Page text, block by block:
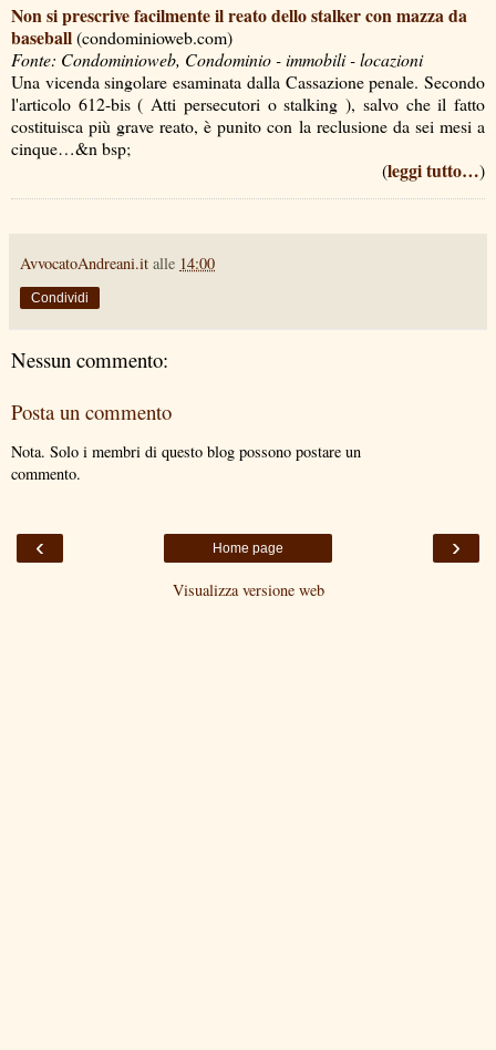
Non si prescrive facilmente il reato dello stalker con mazza da
baseball(condominioweb.com)
Fonte: Condominioweb, Condominio - immobili - locazioni
Una vicenda singolare esaminata dalla Cassazione penale. Secondo
l'articolo 612-bis ( Atti persecutori o stalking ), salvo che il fatto
costituisca più grave reato, è punito con la reclusione da sei mesi a
cinque…&n bsp;
(leggi tutto…)
AvvocatoAndreani.it alle 14:00
Condividi
Nessun commento:
Posta un commento
Nota. Solo i membri di questo blog possono postare un
commento.
‹ ›
Home page
Visualizza versione web